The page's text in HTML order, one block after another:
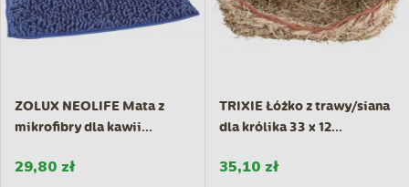
ZOLUX NEOLIFE Mata z
mikrofibry dla kawii...
29,80 zł
TRIXIE Łóżko z trawy/siana
dla królika 33 x 12...
35,10 zł